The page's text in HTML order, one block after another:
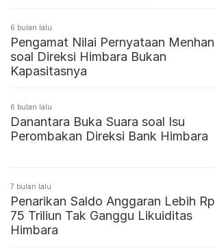
6 bulan lalu
Pengamat Nilai Pernyataan Menhan
soal Direksi Himbara Bukan
Kapasitasnya
6 bulan lalu
Danantara Buka Suara soal Isu
Perombakan Direksi Bank Himbara
7 bulan lalu
Penarikan Saldo Anggaran Lebih Rp
75 Triliun Tak Ganggu Likuiditas
Himbara